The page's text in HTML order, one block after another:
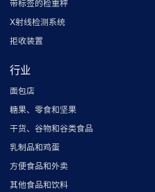
带标签的检重秤
X射线检测系统
拒收装置
行业
面包店
糖果、零食和坚果
干货、谷物和谷类食品
乳制品和鸡蛋
方便食品和外卖
其他食品和饮料